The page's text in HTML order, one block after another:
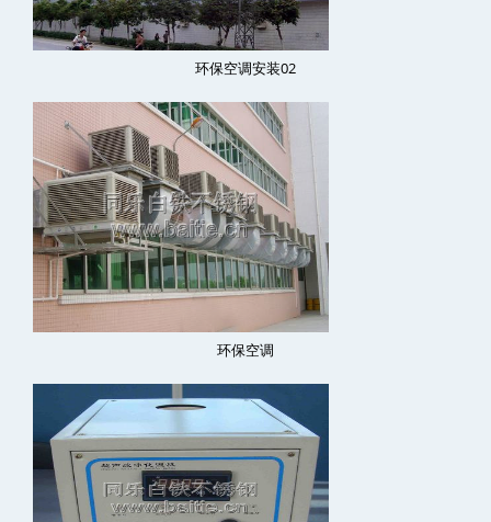
环保空调安装02
环保空调